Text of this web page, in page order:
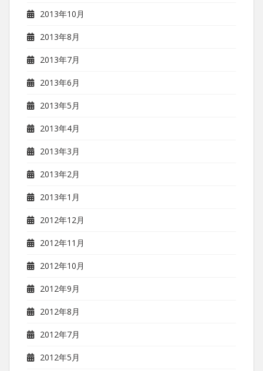
2013年10月
2013年8月
2013年7月
2013年6月
2013年5月
2013年4月
2013年3月
2013年2月
2013年1月
2012年12月
2012年11月
2012年10月
2012年9月
2012年8月
2012年7月
2012年5月